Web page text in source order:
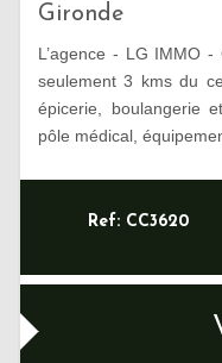
Gironde
L’agence - LG IMMO
seulement 3 kms du
épicerie, boulangerie
pôle médical,
Ref: CC3620